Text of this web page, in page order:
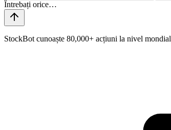
StockBot cunoaște 80,000+ acțiuni la nivel mondial